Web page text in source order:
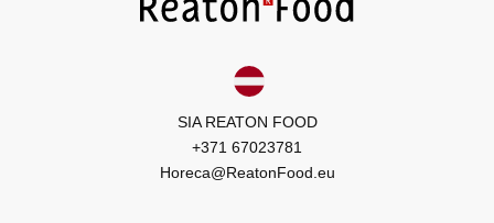
SIA REATON FOOD
+371 67023781
Horeca@ReatonFood.eu